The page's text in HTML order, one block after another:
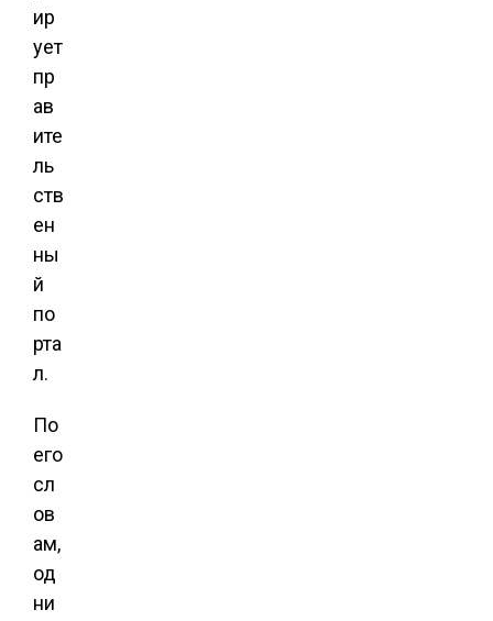
ир
ует
пр
ав
ите
ль
ств
ен
ны
й
по
рта
л.
По
его
сл
ов
ам,
од
ни